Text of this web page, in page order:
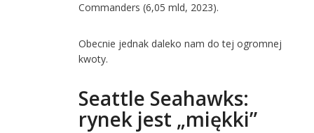
Commanders (6,05 mld, 2023).
Obecnie jednak daleko nam do tej ogromnej
kwoty.
Seattle Seahawks:
rynek jest „miękki”